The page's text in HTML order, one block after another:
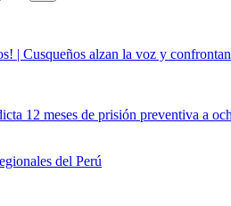
| Cusqueños alzan la voz y
12 meses de prisión preventiva a
del Perú